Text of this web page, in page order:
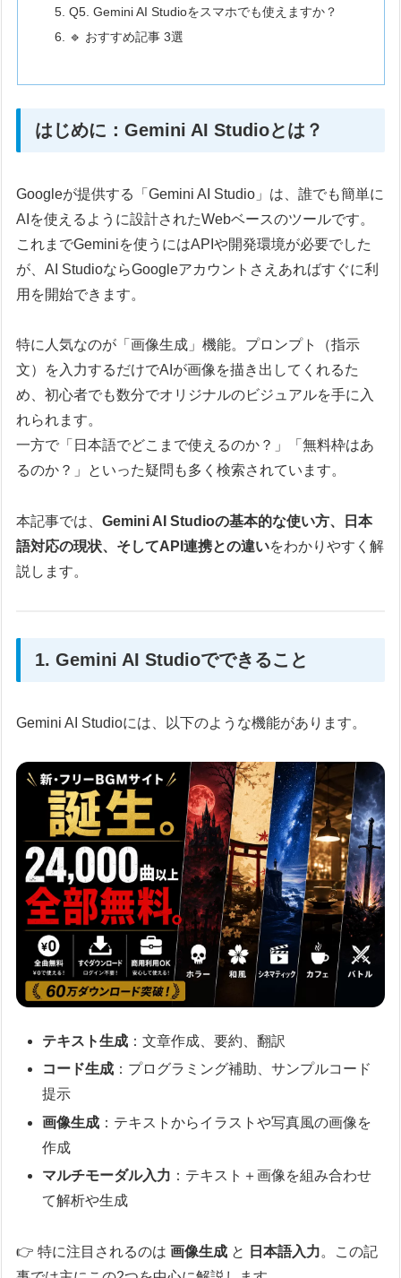
Q5. Gemini AI Studioをスマホでも使えますか？
🔹 おすすめ記事 3選
はじめに：Gemini AI Studioとは？
Googleが提供する「Gemini AI Studio」は、誰でも簡単に
AIを使えるように設計されたWebベースのツールです。
これまでGeminiを使うにはAPIや開発環境が必要でした
が、AI StudioならGoogleアカウントさえあればすぐに利
用を開始できます。
特に人気なのが「画像生成」機能。プロンプト（指示
文）を入力するだけでAIが画像を描き出してくれるた
め、初心者でも数分でオリジナルのビジュアルを手に入
れられます。
一方で「日本語でどこまで使えるのか？」「無料枠はあ
るのか？」といった疑問も多く検索されています。
本記事では、Gemini AI Studioの基本的な使い方、日本
語対応の現状、そしてAPI連携との違いをわかりやすく解
説します。
1. Gemini AI Studioでできること
Gemini AI Studioには、以下のような機能があります。
テキスト生成 ：文章作成、要約、翻訳
コード生成 ：プログラミング補助、サンプルコード
提示
画像生成 ：テキストからイラストや写真風の画像を
作成
マルチモーダル入力 ：テキスト＋画像を組み合わせ
て解析や生成
👉 特に注目されるのは画像生成 と 日本語入力。この記